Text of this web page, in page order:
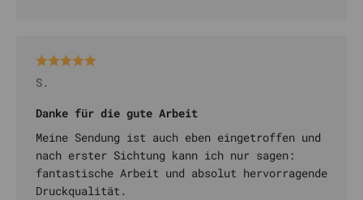
S.
Danke für die gute Arbeit
Meine Sendung ist auch eben eingetroffen und
nach erster Sichtung kann ich nur sagen:
fantastische Arbeit und absolut hervorragende
Druckqualität.